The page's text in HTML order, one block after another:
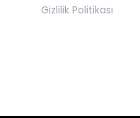
Gizlilik Politikası